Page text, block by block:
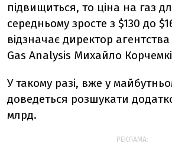
підвищиться, то ціна на газ
середньому зросте з $130 до
відзначає директор
Gas Analysis Михайло
У такому разі, вже у
доведеться розшукати
млрд.
РЕКЛАМА: